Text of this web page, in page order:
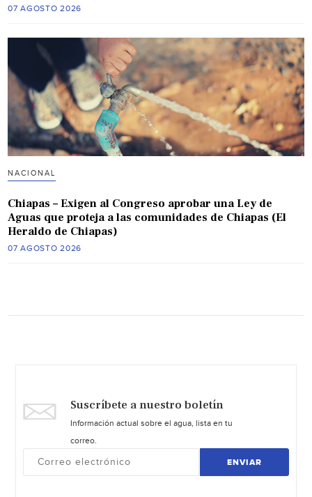
07 AGOSTO 2026
NACIONAL
Chiapas – Exigen al Congreso aprobar una Ley de
Aguas que proteja a las comunidades de Chiapas (El
Heraldo de Chiapas)
07 AGOSTO 2026
Suscríbete a nuestro boletín
Información actual sobre el agua, lista en tu
correo.
ENVIAR